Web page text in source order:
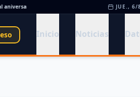
78 del legado de Savio JUE., 6/
Inicio Noticias